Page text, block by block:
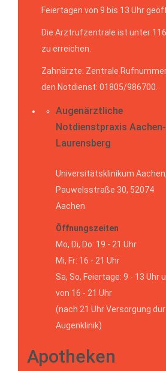
Feiertagen von 9 bis 13 Uhr
Die Arztrufzentrale ist unter
zu erreichen.
Zahnärzte: Zentrale
den Notdienst: 01805/986700.
Augenärztliche
Notdienstpraxis Aachen-
Laurensberg
Universitätsklinikum Aachen,
Pauwelsstraße 30, 52074
Aachen
Öffnungszeiten
Mo, Di, Do: 19 - 21 Uhr
Mi, Fr: 16 - 21 Uhr
Sa, So, Feiertage: 9 - 13 Uhr
von 16 - 21 Uhr
(nach 21 Uhr Versorgung
Augenklinik)
Apotheken